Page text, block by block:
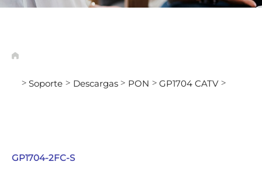
> Soporte > Descargas > PON > GP1704 CATV >
GP1704-2FC-S